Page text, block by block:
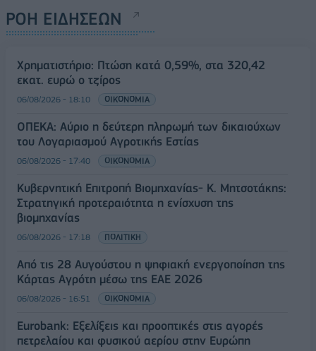
ΡΟΗ ΕΙΔΗΣΕΩΝ
Χρηματιστήριο: Πτώση κατά 0,59%, στα 320,42
εκατ. ευρώ ο τζίρος
06/08/2026 - 18:10 ΟΙΚΟΝΟΜΙΑ
ΟΠΕΚΑ: Αύριο η δεύτερη πληρωμή των δικαιούχων
του Λογαριασμού Αγροτικής Εστίας
06/08/2026 - 17:40 ΟΙΚΟΝΟΜΙΑ
Κυβερνητική Επιτροπή Βιομηχανίας- Κ. Μητσοτάκης:
Στρατηγική προτεραιότητα η ενίσχυση της
βιομηχανίας
06/08/2026 - 17:18 ΠΟΛΙΤΙΚΗ
Από τις 28 Αυγούστου η ψηφιακή ενεργοποίηση της
Κάρτας Αγρότη μέσω της ΕΑΕ 2026
06/08/2026 - 16:51 ΟΙΚΟΝΟΜΙΑ
Eurobank: Εξελίξεις και προοπτικές στις αγορές
πετρελαίου και φυσικού αερίου στην Ευρώπη